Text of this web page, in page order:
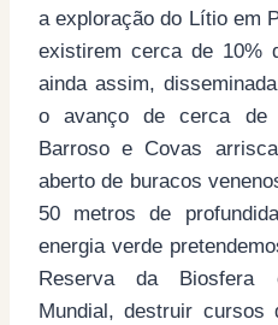
a exploração do Lítio em
existirem cerca de 10%
ainda assim,
o avanço de cerca de
Barroso e Covas
aberto de buracos
50 metros de
energia verde
Reserva da Biosfera
Mundial, destruir